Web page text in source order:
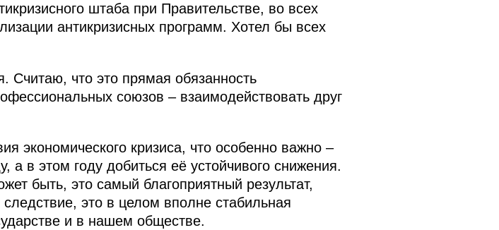
штаба при Правительстве, во всех
антикризисных программ. Хотел бы всех
Считаю, что это прямая обязанность
союзов – взаимодействовать друг
экономического кризиса, что особенно важно –
а в этом году добиться её устойчивого снижения.
быть, это самый благоприятный результат,
это в целом вполне стабильная
и в нашем обществе.